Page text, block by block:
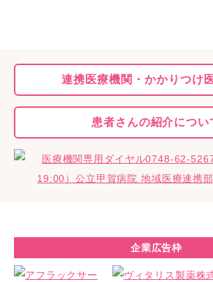
連携医療機関・かかりつけ
患者さんの紹介につい
企業広告枠